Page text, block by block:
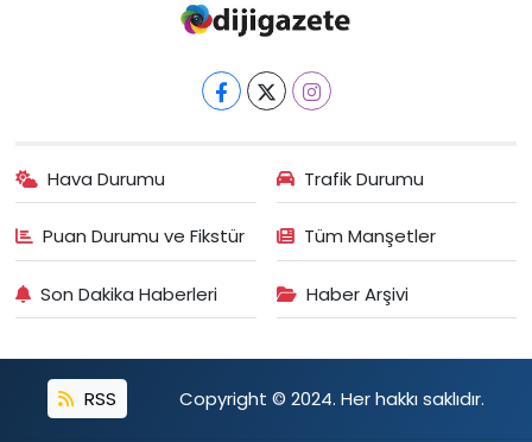
Hava Durumu Trafik Durumu
Puan Durumu ve Fikstür Tüm Manşetler
Son Dakika Haberleri Haber Arşivi
RSS Copyright © 2024. Her hakkı saklıdır.